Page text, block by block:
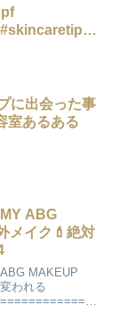
に出会った事
室あるある
MY ABG
メイク💄絶対
MAKEUP
われる